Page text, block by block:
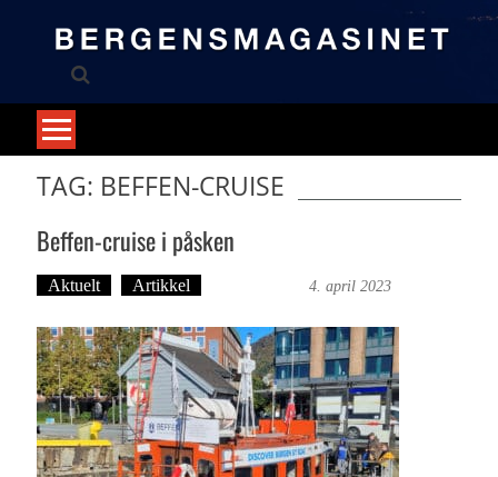
TAG: BEFFEN-CRUISE
Beffen-cruise i påsken
Aktuelt Artikkel 4. april 2023